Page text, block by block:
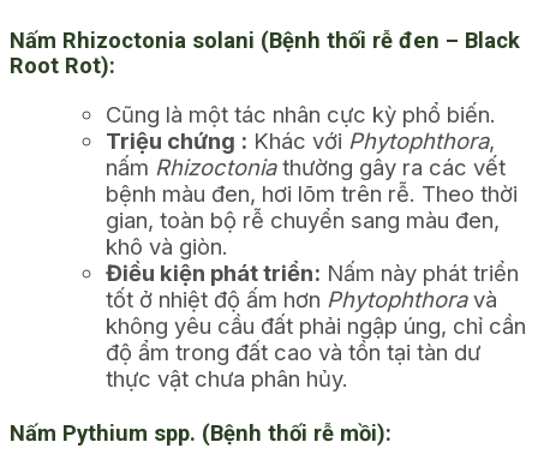
Nấm Rhizoctonia solani (Bệnh thối rễ đen – Black
Root Rot):
Cũng là một tác nhân cực kỳ phổ biến.
Triệu chứng : Khác với Phytophthora,
nấm Rhizoctoniathường gây ra các vết
bệnh màu đen, hơi lõm trên rễ. Theo thời
gian, toàn bộ rễ chuyển sang màu đen,
khô và giòn.
Điều kiện phát triển: Nấm này phát triển
tốt ở nhiệt độ ấm hơn Phytophthoravà
không yêu cầu đất phải ngập úng, chỉ cần
độ ẩm trong đất cao và tồn tại tàn dư
thực vật chưa phân hủy.
Nấm Pythium spp. (Bệnh thối rễ mồi):